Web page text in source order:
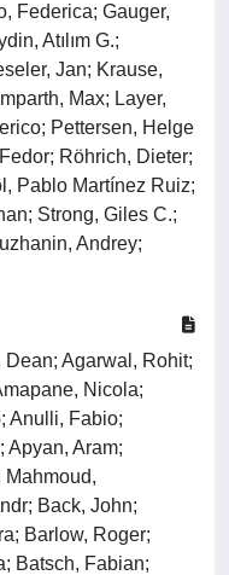
Federica; Gauger,
Atılım G.;
Jan; Krause,
Max; Layer,
Pettersen, Helge
Röhrich, Dieter;
Pablo Martínez Ruiz;
Strong, Giles C.;
Andrey;
Dean; Agarwal, Rohit;
Nicola;
Anulli, Fabio;
Apyan, Aram;
Mahmoud,
Back, John;
Barlow, Roger;
Batsch, Fabian;